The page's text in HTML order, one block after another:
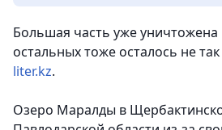
Большая часть уже
остальных тоже осталось не
liter.kz.
Озеро Маралды в